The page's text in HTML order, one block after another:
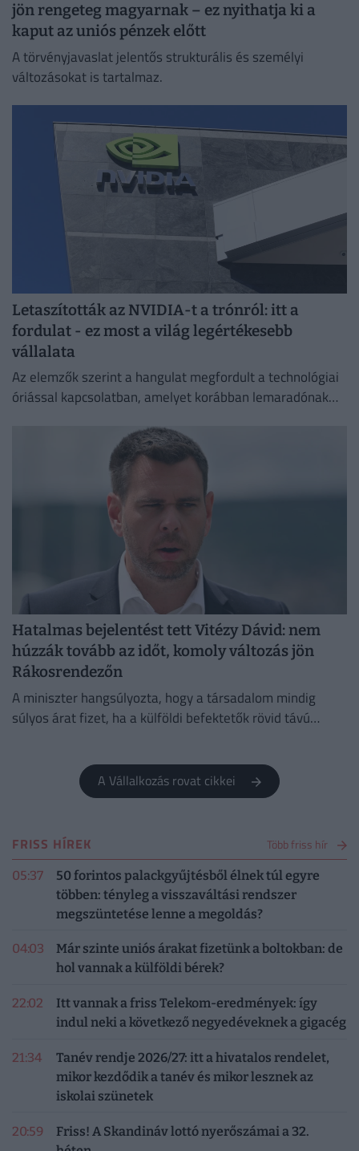
jön rengeteg magyarnak – ez nyithatja ki a
kaput az uniós pénzek előtt
A törvényjavaslat jelentős strukturális és személyi
változásokat is tartalmaz.
Letaszították az NVIDIA-t a trónról: itt a
fordulat - ez most a világ legértékesebb
vállalata
Az elemzők szerint a hangulat megfordult a technológiai
óriással kapcsolatban, amelyet korábban lemaradónak
Hatalmas bejelentést tett Vitézy Dávid: nem
húzzák tovább az időt, komoly változás jön
Rákosrendezőn
A miniszter hangsúlyozta, hogy a társadalom mindig
súlyos árat fizet, ha a külföldi befektetők rövid távú
A Vállalkozás rovat cikkei
FRISS HÍREK Több friss hír
05:37
50 forintos palackgyűjtésből élnek túl egyre
többen: tényleg a visszaváltási rendszer
megszüntetése lenne a megoldás?
04:03
Már szinte uniós árakat fizetünk a boltokban: de
hol vannak a külföldi bérek?
22:02
Itt vannak a friss Telekom-eredmények: így
indul neki a következő negyedéveknek a gigacég
21:34
Tanév rendje 2026/27: itt a hivatalos rendelet,
mikor kezdődik a tanév és mikor lesznek az
iskolai szünetek
20:59
Friss! A Skandináv lottó nyerőszámai a 32.